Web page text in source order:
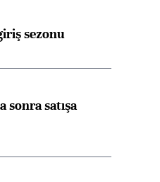
sezonu
sonra satışa